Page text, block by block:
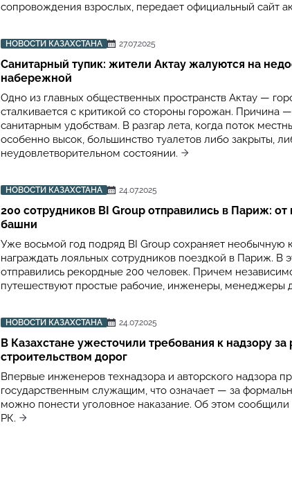
сопровождения взрослых, передает официальный сайт
НОВОСТИ КАЗАХСТАНА 27.07.2025
Санитарный тупик: жители Актау жалуются на
набережной
Одно из главных общественных пространств Актау —
сталкивается с критикой со стороны горожан. Причина —
санитарным удобствам. В разгар лета, когда поток
особенно высок, большинство туалетов либо закрыты,
неудовлетворительном состоянии.
НОВОСТИ КАЗАХСТАНА 24.07.2025
200 сотрудников BI Group отправились в Париж:
башни
Уже восьмой год подряд BI Group сохраняет
награждать лояльных сотрудников поездкой в Париж. В
отправились рекордные 200 человек. Причем
путешествуют простые рабочие, инженеры, менеджеры
НОВОСТИ КАЗАХСТАНА 24.07.2025
В Казахстане ужесточили требования к надзору
строительством дорог
Впервые инженеров технадзора и авторского надзора
государственным служащим, что означает — за
можно понести уголовное наказание. Об этом сообщили
РК.